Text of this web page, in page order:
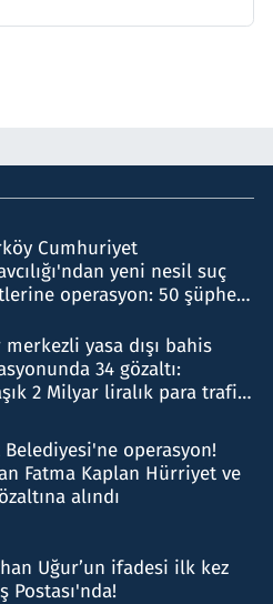
Cumhuriyet
yeni nesil suç
operasyon: 50 şüpheli
yasa dışı bahis
34 gözaltı:
2 Milyar liralık para trafiği
operasyon!
Fatma Kaplan Hürriyet ve
alındı
Uğur’un ifadesi ilk kez
Postası'nda!